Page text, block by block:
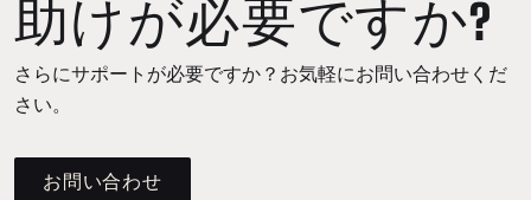
助けが必要ですか?
さらにサポートが必要ですか？お気軽にお問い合わせくだ
さい。
お問い合わせ